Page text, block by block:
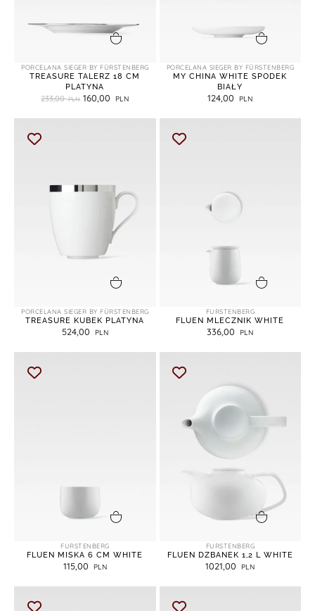
PORCELANA SIEGER BY FÜRSTENBERG
TREASURE TALERZ 18 CM
PLATYNA
233,00
160,00
dodaj do koszyka
PORCELANA SIEGER BY FÜRSTENBERG
MY CHINA WHITE SPODEK
BIAŁY
124,00
PORCELANA SIEGER BY FÜRSTENBERG
TREASURE KUBEK PLATYNA
524,00
dodaj do koszyka
FURSTENBERG
FLUEN MLECZNIK WHITE
336,00
dodaj do koszyka
FURSTENBERG
FLUEN MISKA 6 CM WHITE
115,00
dodaj do koszyka
FURSTENBERG
FLUEN DZBANEK 1,2 L WHITE
1021,00